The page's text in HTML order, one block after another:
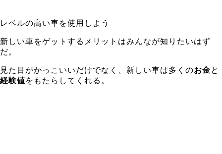
レベルの高い車を使用しよう
新しい車をゲットするメリットはみんなが知りたいはず
だ。
見た目がかっこいいだけでなく、 新しい車は多くのお金と
経験値をもたらしてくれる。